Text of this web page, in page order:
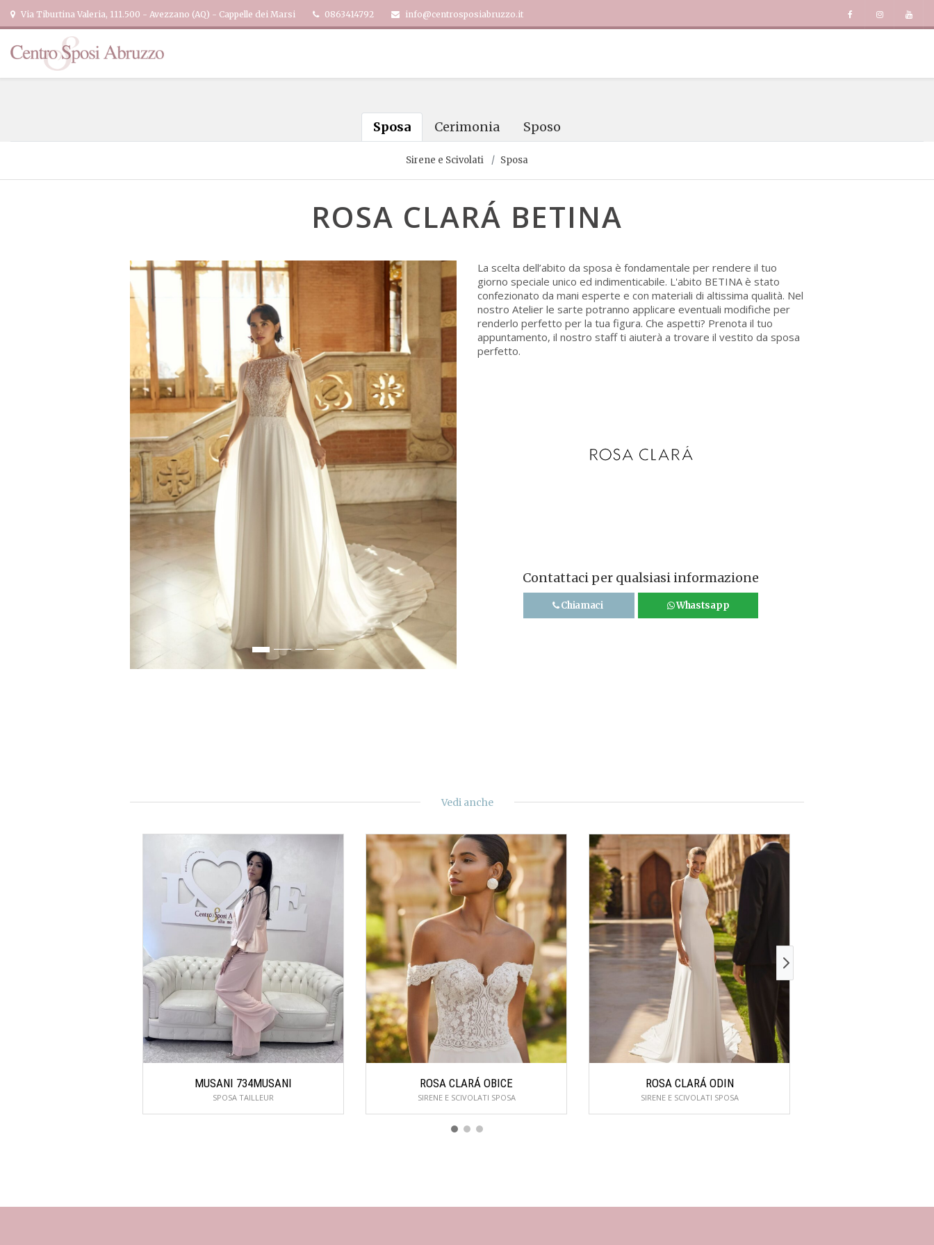
Via Tiburtina Valeria, 111.500 - Avezzano (AQ) - Cappelle dei Marsi 0863414792 info@centrosposiabruzzo.it
Sposa Cerimonia Sposo
Sirene e Scivolati Sposa
ROSA CLARÁ BETINA
La scelta dell’abito da sposa è fondamentale per rendere il tuo
giorno speciale unico ed indimenticabile. L'abito BETINA è stato
confezionato da mani esperte e con materiali di altissima qualità. Nel
nostro Atelier le sarte potranno applicare eventuali modifiche per
renderlo perfetto per la tua figura. Che aspetti? Prenota il tuo
appuntamento, il nostro staff ti aiuterà a trovare il vestito da sposa
perfetto.
Contattaci per qualsiasi informazione
Chiamaci Whastsapp
Vedi anche
MUSANI 734MUSANI
SPOSA TAILLEUR
ROSA CLARÁ OBICE
SIRENE E SCIVOLATI SPOSA
ROSA CLARÁ ODIN
SIRENE E SCIVOLATI SPOSA